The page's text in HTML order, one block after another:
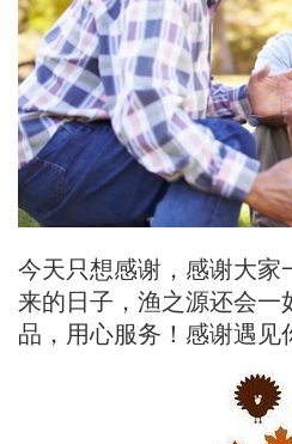
今天只想感谢，感谢大家
来的日子，渔之源还会一
品，用心服务！感谢遇见